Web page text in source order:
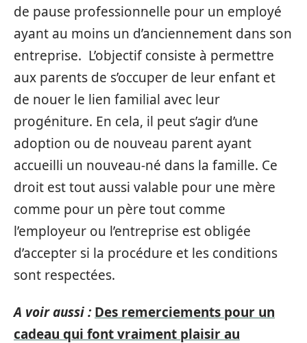
de pause professionnelle pour un employé
ayant au moins un d’anciennement dans son
entreprise. L’objectif consiste à permettre
aux parents de s’occuper de leur enfant et
de nouer le lien familial avec leur
progéniture. En cela, il peut s’agir d’une
adoption ou de nouveau parent ayant
accueilli un nouveau-né dans la famille. Ce
droit est tout aussi valable pour une mère
comme pour un père tout comme
l’employeur ou l’entreprise est obligée
d’accepter si la procédure et les conditions
sont respectées.
A voir aussi : Des remerciements pour un
cadeau qui font vraiment plaisir au